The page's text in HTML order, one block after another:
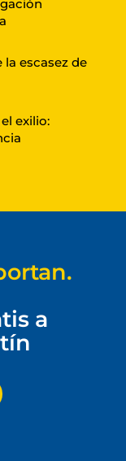
escasez de
exilio:
a